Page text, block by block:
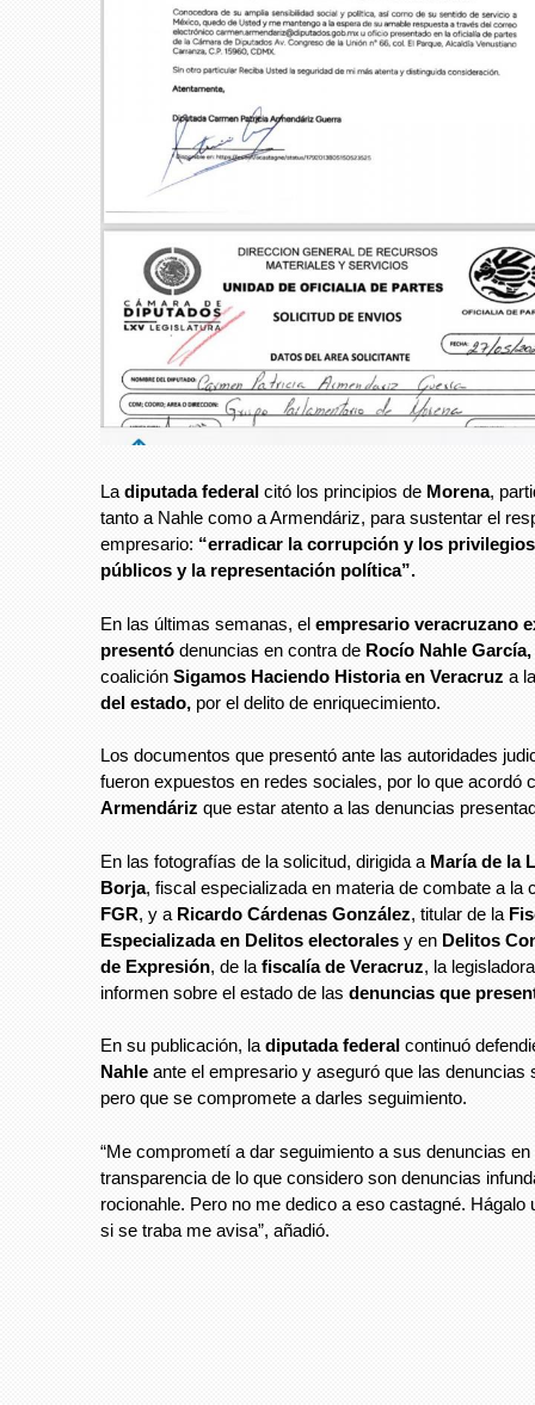
La diputada federal citó los principios de Morena,
tanto a Nahle como a Armendáriz, para sustentar el
empresario: “erradicar la corrupción y los
públicos y la representación política”.
En las últimas semanas, el empresario veracruzano
presentó denuncias en contra de Rocío Nahle García,
coalición Sigamos Haciendo Historia en Veracruz a
del estado, por el delito de enriquecimiento.
Los documentos que presentó ante las autoridades
fueron expuestos en redes sociales, por lo que acordó
Armendáriz que estar atento a las denuncias
En las fotografías de la solicitud, dirigida a María de la
Borja, fiscal especializada en materia de combate a la
FGR, y a Ricardo Cárdenas González, titular de la
Especializada en Delitos electorales y en Delitos
de Expresión, de la fiscalía de Veracruz, la
informen sobre el estado de las denuncias que
En su publicación, la diputada federal continuó
Nahle ante el empresario y aseguró que las denuncias
pero que se compromete a darles seguimiento.
“Me comprometí a dar seguimiento a sus denuncias en
transparencia de lo que considero son denuncias
rocionahle. Pero no me dedico a eso castagné. Hágalo
si se traba me avisa”, añadió.